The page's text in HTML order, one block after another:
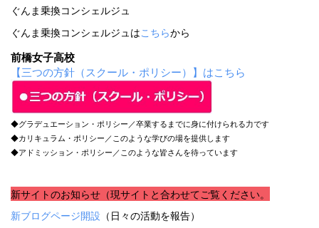
ぐんま乗換コンシェルジュ
ぐんま乗換コンシェルジュはこちらから
前橋女子高校
【三つの方針（スクール・ポリシー）】はこちら
◆グラデュエーション・ポリシー／卒業するまでに身に付けられる力です
◆カリキュラム・ポリシー／このような学びの場を提供します
◆アドミッション・ポリシー／このような皆さんを待っています
新サイトのお知らせ（現サイトと合わせてご覧ください。
新ブログページ開設 （日々の活動を報告）